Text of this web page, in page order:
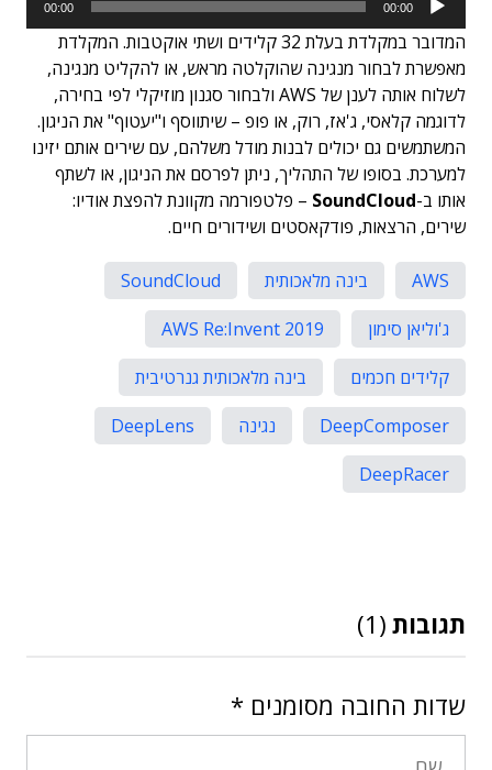
אודיו
00:00
00:00
המדובר במקלדת בעלת 32 קלידים ושתי אוקטבות. המקלדת
מאפשרת לבחור מנגינה שהוקלטה מראש, או להקליט מנגינה,
לשלוח אותה לענן של AWS ולבחור סגנון מוזיקלי לפי בחירה,
לדוגמה קלאסי, ג'אז, רוק, או פופ – שיתווסף ו"יעטוף" את הניגון.
המשתמשים גם יכולים לבנות מודל משלהם, עם שירים אותם יזינו
למערכת. בסופו של התהליך, ניתן לפרסם את הניגון, או לשתף
אותו ב-SoundCloud – פלטפורמה מקוונת להפצת אודיו:
שירים, הרצאות, פודקאסטים ושידורים חיים.
AWS בינה מלאכותית
SoundCloud
ג'וליאן סימון
AWS Re:Invent 2019
קלידים חכמים
בינה מלאכותית גנרטיבית
DeepComposer
נגינה
DeepLens
DeepRacer
תגובות (1)
שדות החובה מסומנים *